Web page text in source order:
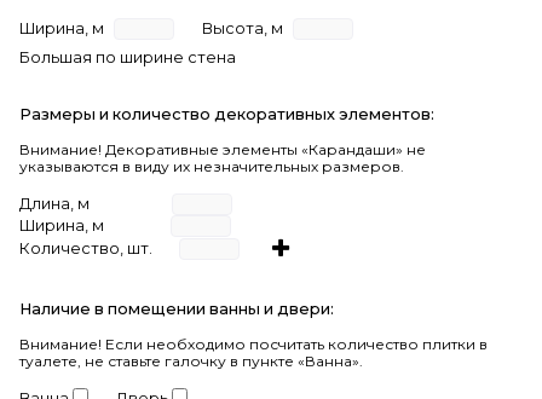
Ширина, м
Высота, м
Большая по ширине стена
Размеры и количество декоративных элементов:
Внимание! Декоративные элементы «Карандаши» не
указываются в виду их незначительных размеров.
Длина, м
Ширина, м
Количество, шт.
Наличие в помещении ванны и двери:
Внимание! Если необходимо посчитать количество плитки в
туалете, не ставьте галочку в пункте «Ванна».